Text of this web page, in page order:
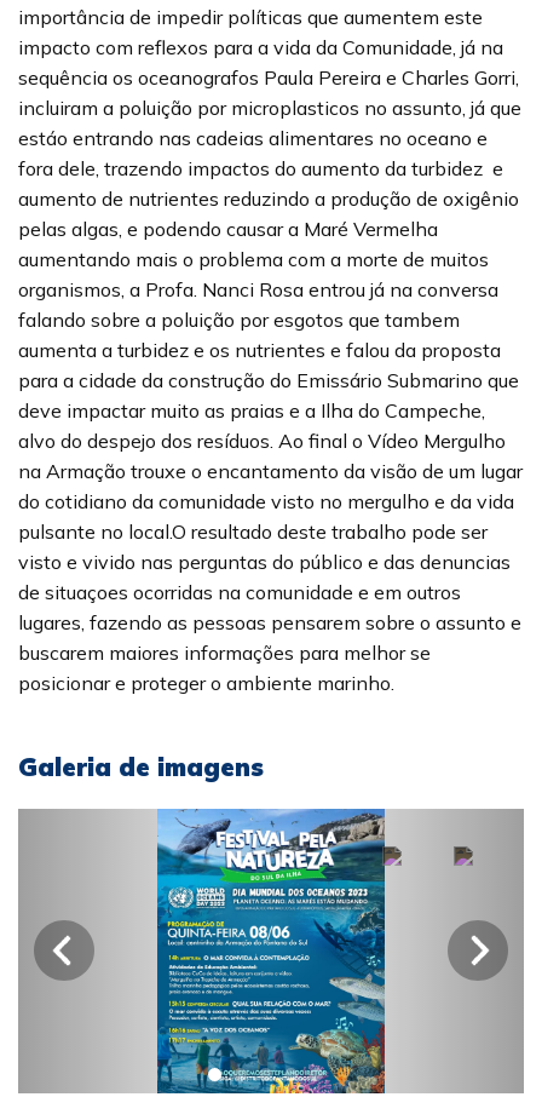
importância de impedir políticas que aumentem este
impacto com reflexos para a vida da Comunidade, já na
sequência os oceanografos Paula Pereira e Charles Gorri,
incluiram a poluição por microplasticos no assunto, já que
estáo entrando nas cadeias alimentares no oceano e
fora dele, trazendo impactos do aumento da turbidez e
aumento de nutrientes reduzindo a produção de oxigênio
pelas algas, e podendo causar a Maré Vermelha
aumentando mais o problema com a morte de muitos
organismos, a Profa. Nanci Rosa entrou já na conversa
falando sobre a poluição por esgotos que tambem
aumenta a turbidez e os nutrientes e falou da proposta
para a cidade da construção do Emissário Submarino que
deve impactar muito as praias e a Ilha do Campeche,
alvo do despejo dos resíduos. Ao final o Vídeo Mergulho
na Armação trouxe o encantamento da visão de um lugar
do cotidiano da comunidade visto no mergulho e da vida
pulsante no local.O resultado deste trabalho pode ser
visto e vivido nas perguntas do público e das denuncias
de situaçoes ocorridas na comunidade e em outros
lugares, fazendo as pessoas pensarem sobre o assunto e
buscarem maiores informações para melhor se
posicionar e proteger o ambiente marinho.
Galeria de imagens